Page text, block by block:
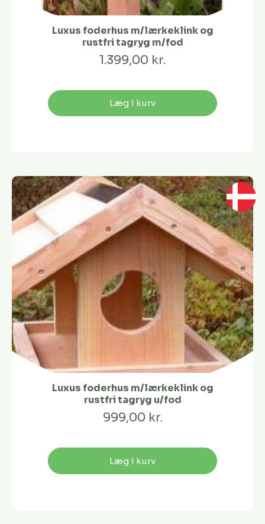
Luxus foderhus m/lærkeklink og
rustfri tagryg m/fod
1.399,00 kr.
Læg i kurv
Luxus foderhus m/lærkeklink og
rustfri tagryg u/fod
999,00 kr.
Læg i kurv